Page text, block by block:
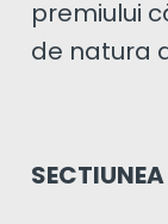
premiului
de natura